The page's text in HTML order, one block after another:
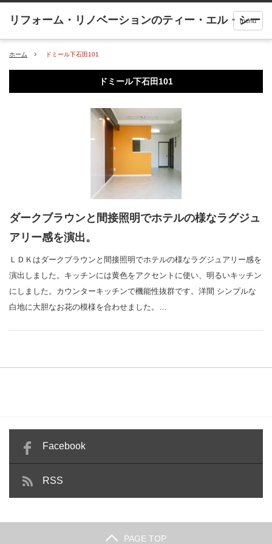
menu
ホーム ドミール下石田101
ドミール下石田101
ダークブラウンと間接照明でホテルの様なラグジュ
アリー感を演出。
ＬＤＫはダークブラウンと間接照明でホテルの様なラグジュアリー感を
演出しました。キッチンには黄色をアクセントに使い、明るいキッチン
にしました。カウンターキッチンで機能性抜群です。洋間 シンプルな
白地に大胆なお花の模様を合わせました。…
Facebook
RSS
PAGE TOP